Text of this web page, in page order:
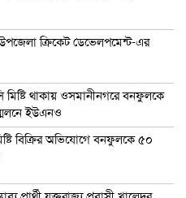
ক্রিকেট ডেভেলপমেন্ট-এর
থাকায় ওসমানীনগরে বনফুলকে
ইউএনও
বিক্রির অভিযোগে বনফুলকে ৫০